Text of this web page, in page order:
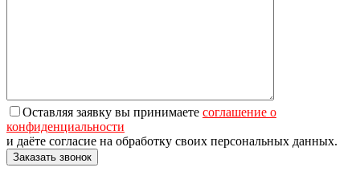
Оставляя заявку вы принимаете соглашение о
конфиденциальности
и даёте согласие на обработку своих персональных данных.